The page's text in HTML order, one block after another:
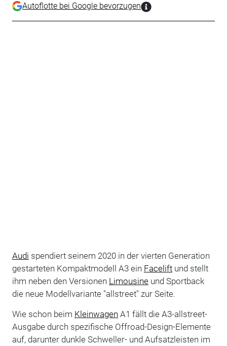
Autoflotte bei Google bevorzugen
Audi spendiert seinem 2020 in der vierten Generation
gestarteten Kompaktmodell A3 ein Faceliftund stellt
ihm neben den Versionen Limousineund Sportback
die neue Modellvariante "allstreet" zur Seite.
Wie schon beim Kleinwagen A1 fällt die A3-allstreet-
Ausgabe durch spezifische Offroad-Design-Elemente
auf, darunter dunkle Schweller- und Aufsatzleisten im